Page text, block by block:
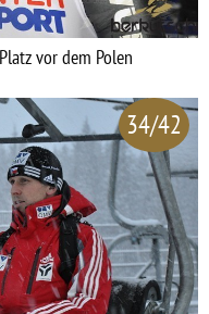
vor dem Polen
34/42